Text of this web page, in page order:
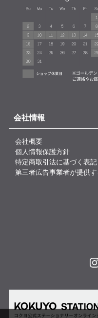
会社情報
会社概要
個人情報保護方針
特定商取引法に基づく表記
第三者広告事業者が提供